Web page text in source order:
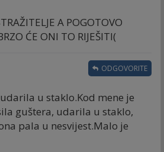
A POGOTOVO
ĆE ONI TO RIJEŠITI(
u staklo.Kod mene je
guštera, udarila u staklo,
pala u nesvijest.Malo je
ODGOVORITE